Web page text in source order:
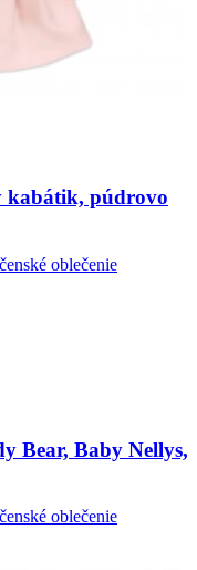
kabátik, púdrovo
oblečenie
Bear, Baby Nellys,
oblečenie